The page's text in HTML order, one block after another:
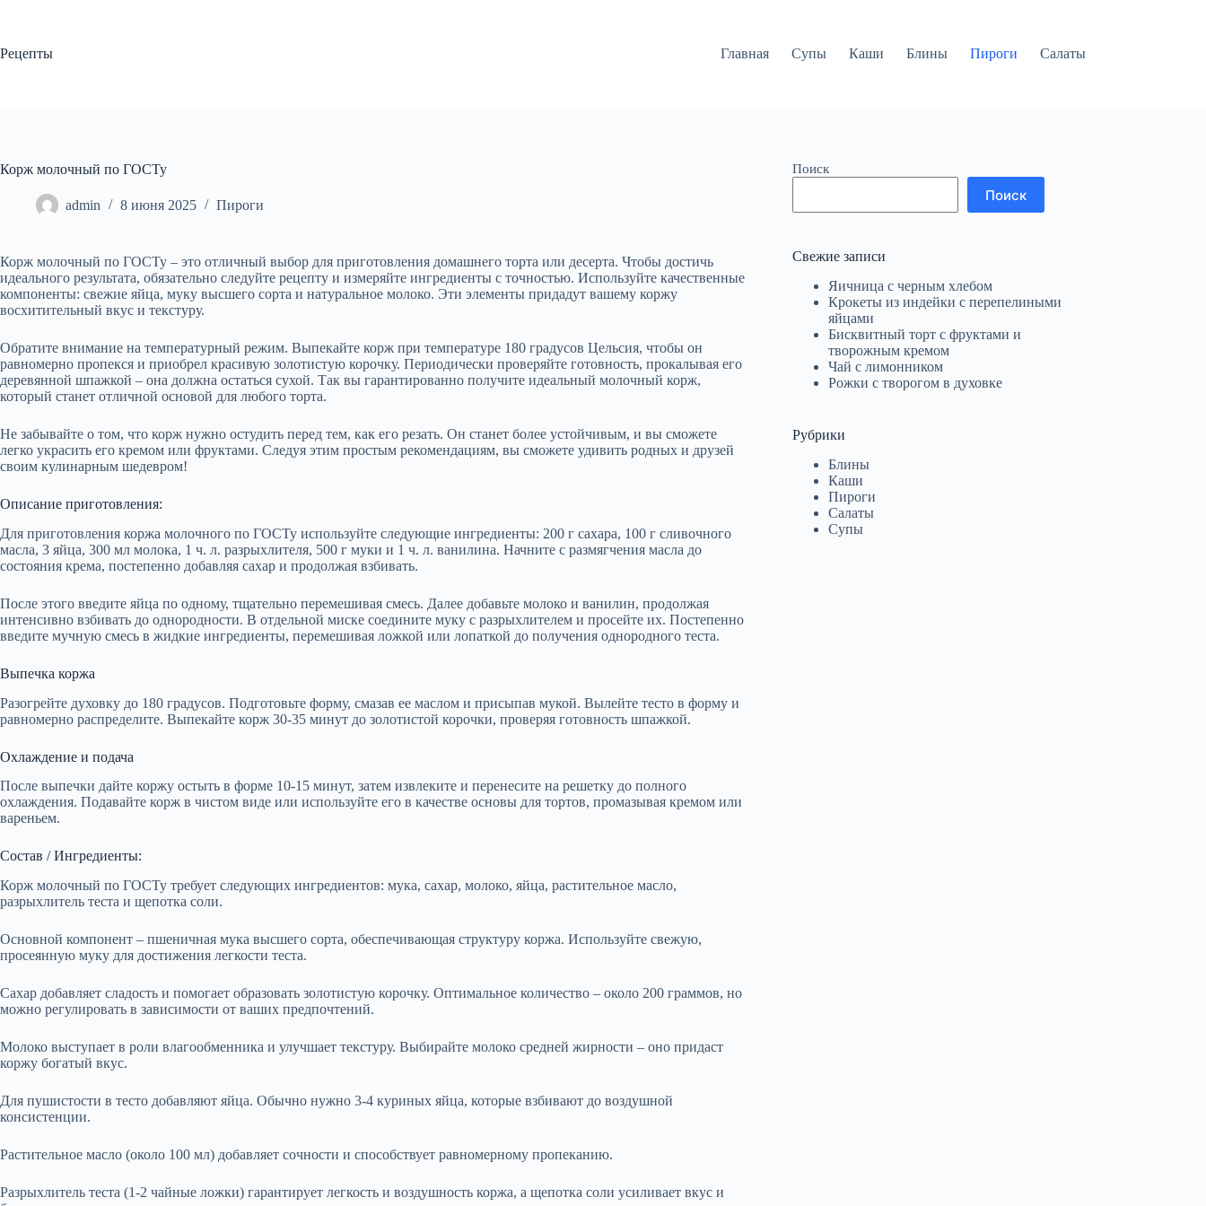
Рецепты
Главная Супы Каши Блины Пироги Салаты
Корж молочный по ГОСТу
admin 8 июня 2025 Пироги
Корж молочный по ГОСТу – это отличный выбор для приготовления домашнего торта или десерта. Чтобы достичь
идеального результата, обязательно следуйте рецепту и измеряйте ингредиенты с точностью. Используйте качественные
компоненты: свежие яйца, муку высшего сорта и натуральное молоко. Эти элементы придадут вашему коржу
восхитительный вкус и текстуру.
Обратите внимание на температурный режим. Выпекайте корж при температуре 180 градусов Цельсия, чтобы он
равномерно пропекся и приобрел красивую золотистую корочку. Периодически проверяйте готовность, прокалывая его
деревянной шпажкой – она должна остаться сухой. Так вы гарантированно получите идеальный молочный корж,
который станет отличной основой для любого торта.
Не забывайте о том, что корж нужно остудить перед тем, как его резать. Он станет более устойчивым, и вы сможете
легко украсить его кремом или фруктами. Следуя этим простым рекомендациям, вы сможете удивить родных и друзей
своим кулинарным шедевром!
Описание приготовления:
Для приготовления коржа молочного по ГОСТу используйте следующие ингредиенты: 200 г сахара, 100 г сливочного
масла, 3 яйца, 300 мл молока, 1 ч. л. разрыхлителя, 500 г муки и 1 ч. л. ванилина. Начните с размягчения масла до
состояния крема, постепенно добавляя сахар и продолжая взбивать.
После этого введите яйца по одному, тщательно перемешивая смесь. Далее добавьте молоко и ванилин, продолжая
интенсивно взбивать до однородности. В отдельной миске соедините муку с разрыхлителем и просейте их. Постепенно
введите мучную смесь в жидкие ингредиенты, перемешивая ложкой или лопаткой до получения однородного теста.
Выпечка коржа
Разогрейте духовку до 180 градусов. Подготовьте форму, смазав ее маслом и присыпав мукой. Вылейте тесто в форму и
равномерно распределите. Выпекайте корж 30-35 минут до золотистой корочки, проверяя готовность шпажкой.
Охлаждение и подача
После выпечки дайте коржу остыть в форме 10-15 минут, затем извлеките и перенесите на решетку до полного
охлаждения. Подавайте корж в чистом виде или используйте его в качестве основы для тортов, промазывая кремом или
вареньем.
Состав / Ингредиенты:
Корж молочный по ГОСТу требует следующих ингредиентов: мука, сахар, молоко, яйца, растительное масло,
разрыхлитель теста и щепотка соли.
Основной компонент – пшеничная мука высшего сорта, обеспечивающая структуру коржа. Используйте свежую,
просеянную муку для достижения легкости теста.
Сахар добавляет сладость и помогает образовать золотистую корочку. Оптимальное количество – около 200 граммов, но
можно регулировать в зависимости от ваших предпочтений.
Молоко выступает в роли влагообменника и улучшает текстуру. Выбирайте молоко средней жирности – оно придаст
коржу богатый вкус.
Для пушистости в тесто добавляют яйца. Обычно нужно 3-4 куриных яйца, которые взбивают до воздушной
консистенции.
Растительное масло (около 100 мл) добавляет сочности и способствует равномерному пропеканию.
Разрыхлитель теста (1-2 чайные ложки) гарантирует легкость и воздушность коржа, а щепотка соли усиливает вкус и
Поиск
Поиск
Свежие записи
Яичница с черным хлебом
Крокеты из индейки с перепелиными
яйцами
Бисквитный торт с фруктами и
творожным кремом
Чай с лимонником
Рожки с творогом в духовке
Рубрики
Блины
Каши
Пироги
Салаты
Супы